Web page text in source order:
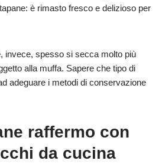
è rimasto fresco e delizioso per
invece, spesso si secca molto più
alla muffa. Sapere che tipo di
adeguare i metodi di conservazione
raffermo con
da cucina